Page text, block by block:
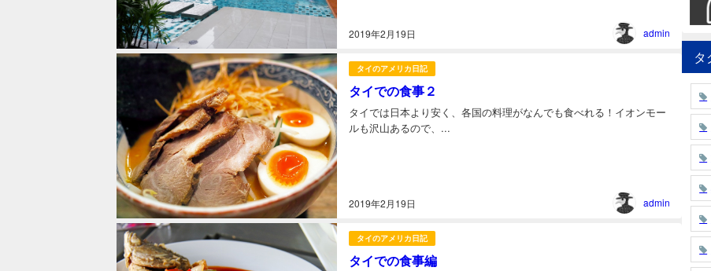
2019年2月19日 admin
タイのアメリカ日記
タイでの食事２
2019年2月19日
タイでは日本より安く、各国の料理がなんでも食べれる！イオンモー
ルも沢山あるので、...
admin
タイのアメリカ日記
タイでの食事編
タ